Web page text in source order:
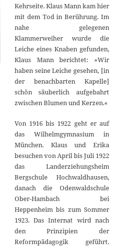
Kehrseite. Klaus Mann kam hier
mit dem Tod in Berührung. Im
nahe gelegenen
Klammerweiher wurde die
Leiche eines Knaben gefunden,
Klaus Mann berichtet: »Wir
haben seine Leiche gesehen, [in
der benachbarten Kapelle]
schön säuberlich aufgebahrt
zwischen Blumen und Kerzen.«
Von 1916 bis 1922 geht er auf
das Wilhelmgymnasium in
München. Klaus und Erika
besuchen von April bis Juli 1922
das Landerziehungsheim
Bergschule Hochwaldhausen,
danach die Odenwaldschule
Ober-Hambach bei
Heppenheim bis zum Sommer
1923. Das Internat wird nach
den Prinzipien der
Reformpädagogik geführt.